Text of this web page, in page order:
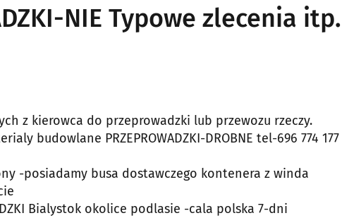
NIE Typowe zlecenia itp.
z kierowca do przeprowadzki lub przewozu rzeczy.
budowlane PRZEPROWADZKI-DROBNE tel-696 774 177
-posiadamy busa dostawczego kontenera z winda
Bialystok okolice podlasie -cala polska 7-dni